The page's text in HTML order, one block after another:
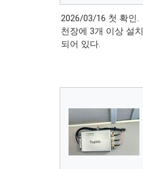
2026/03/16 첫 확인.
천장에 3개 이상 설치
되어 있다.